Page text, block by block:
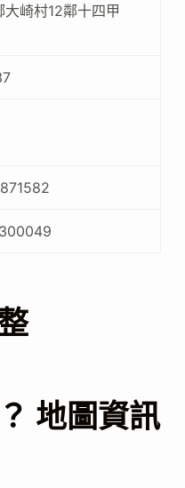
大崎村12鄰十四甲
地圖資訊